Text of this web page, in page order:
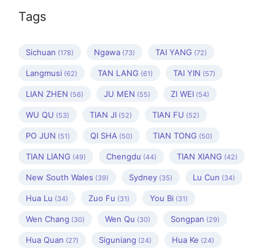
Tags
Sichuan (178) Ngawa (73) TAI YANG (72)
Langmusi (62) TAN LANG (61) TAI YIN (57)
LIAN ZHEN (56) JU MEN (55) ZI WEI (54)
WU QU (53) TIAN JI (52) TIAN FU (52)
PO JUN (51) QI SHA (50) TIAN TONG (50)
TIAN LIANG (49) Chengdu (44) TIAN XIANG (42)
New South Wales (39) Sydney (35) Lu Cun (34)
Hua Lu (34) Zuo Fu (31) You Bi (31)
Wen Chang (30) Wen Qu (30) Songpan (29)
Hua Quan (27) Siguniang (24) Hua Ke (24)